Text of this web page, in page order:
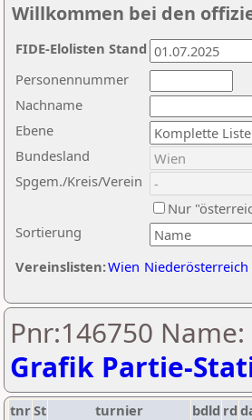
Willkommen bei den
Nachname
Ebene
Sortierung
Personennummer
Bundesland
Spgem./Kreis/Verein
Nur
Vereinslisten:Wien Niederösterreich
FIDE-Elolisten Stand
Pnr:146750
Grafik Partie-
tnrSt turnier bdld rd